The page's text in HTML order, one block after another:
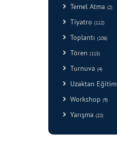
Temel Atma (2)
Tiyatro (112)
Toplantı (106)
Tören (115)
Turnuva (4)
Uzaktan Eğitim
Workshop (9)
Yarışma (22)